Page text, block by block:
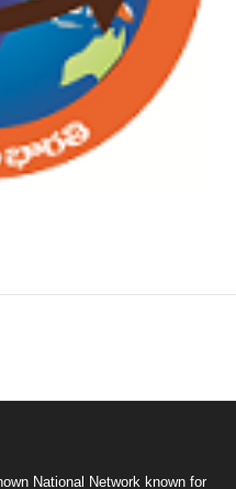
National Network known for